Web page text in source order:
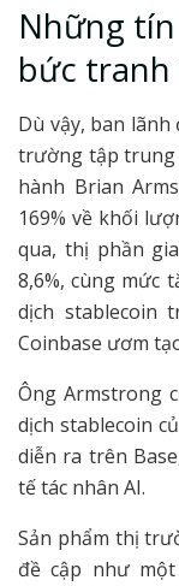
Những
bức tranh
Dù vậy, ban
trường tập trung
hành Brian
169% về khối
qua, thị phần
8,6%, cùng mức
dịch stablecoin
Coinbase ươm
Ông Armstrong
dịch stablecoin
diễn ra trên
tế tác nhân AI.
Sản phẩm thị
đề cập như